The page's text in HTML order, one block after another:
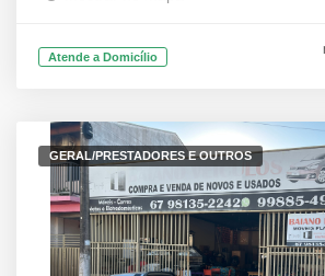
Atende a Domicílio
GERAL/PRESTADORES E OUTROS